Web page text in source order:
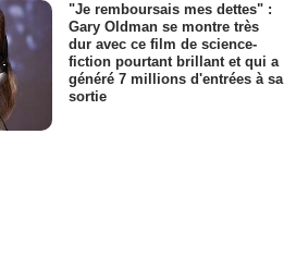
"Je remboursais mes dettes" :
Gary Oldman se montre très
dur avec ce film de science-
fiction pourtant brillant et qui a
généré 7 millions d'entrées à sa
sortie